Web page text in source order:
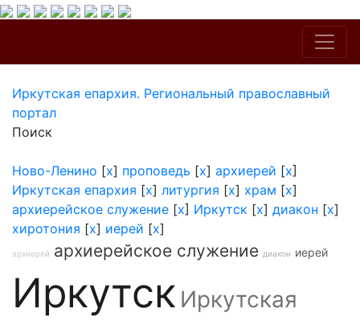
Иркутская епархия. Региональный православный
портал
Поиск
Ново-Ленино [x] проповедь [x] архиерей [x]
Иркутская епархия [x] литургия [x] храм [x]
архиерейское служение [x] Иркутск [x] диакон [x]
хиротония [x] иерей [x]
архиерей архиерейское служение диакон иерей
Иркутск Иркутская